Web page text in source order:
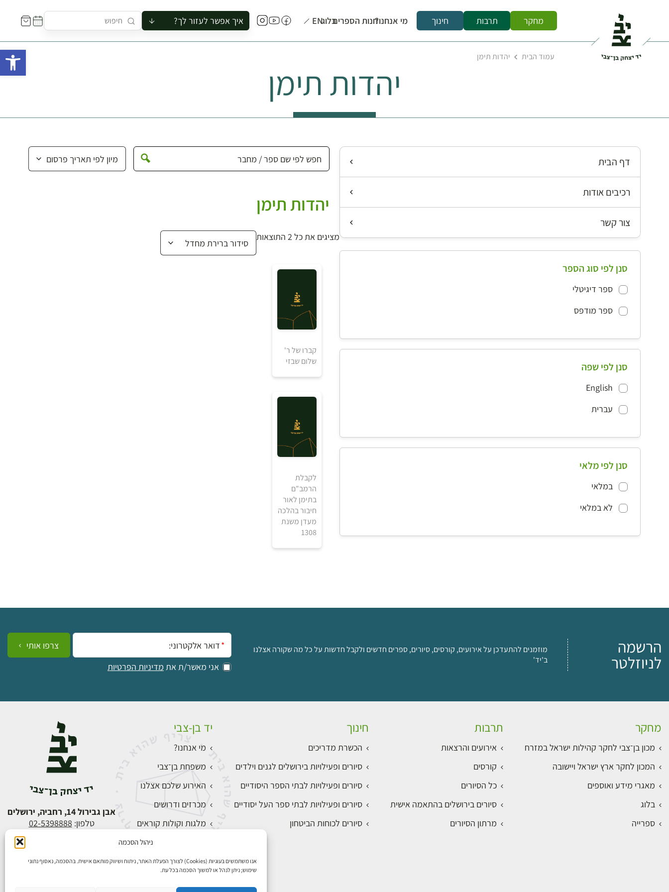
ניהול הסכמה
אנו משתמשים בעוגיות (Cookies) לצורך הפעלת האתר, ניתוח ושיווק מותאם אישית. בהסכמה, נאסוף נתוני
שימוש; ניתן לנהל או למשוך הסכמה בכל עת.
מחקר תרבות חינוך מי אנחנו?חנות הספריםבלוגEN איך אפשר לעזור לך?
להזמין סיור לקבוצה
לתאם ביקור בצריף
עמוד הבית יהדות תימן
יהדות תימן
דף הבית
רכיבים אודות
צור קשר
סנן לפי סוג הספר
ספר דיגיטלי
ספר מודפס
סנן לפי שפה
English
עברית
סנן לפי מלאי
במלאי
לא במלאי
יהדות תימן
מציגים את כל ⁦2⁩ התוצאות
₪
למידע ולרכישה
קברו של ר'
שלום שבזי
לקבלת
הרמב"ם
בתימן לאור
חיבור בהלכה
מעדן משנת
1308
הרשמה
לניוזלטר
מוזמנים להתעדכן על אירועים, קורסים, סיורים, ספרים חדשים ולקבל חדשות על כל מה שקורה אצלנו
ב'יד'
אימייל:
אני מאשר/ת את מדיניות הפרטיות
צרפו אותי
מחקר
מכון בן־צבי לחקר קהילות ישראל במזרח
המכון לחקר ארץ ישראל ויישובה
מאגרי מידע ואוספים
בלוג
ספרייה
תרבות
אירועים והרצאות
קורסים
כל הסיורים
סיורים בירושלים בהתאמה אישית
מרתון הסיורים
חינוך
הכשרת מדריכים
סיורים ופעילויות בירושלים לגנים וילדים
סיורים ופעילויות לבתי הספר היסודיים
סיורים ופעילויות לבתי ספר העל יסודיים
סיורים לכוחות הביטחון
יד בן-צבי
מי אנחנו?
משפחת בן־צבי
האירוע שלכם אצלנו
מכרזים ודרושים
מלגות וקולות קוראים
התחברות
אבן גבירול 14, רחביה, ירושלים
טלפון: 02-5398888